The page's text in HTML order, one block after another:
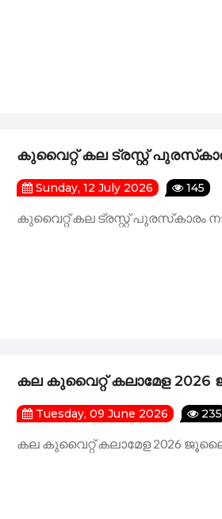
മരണാനന്തര സഹായം കൈമാറി.
കല കുവൈറ്റ് - ഫിഫ ലോകകപ്പ്
കുവൈറ്റ് കല ട്രസ്റ്റ്
Sunday, 12 July 2026 145
കുവൈറ്റ് കല ട്രസ്റ്റ് പുരസ്‌കാരം
കല കുവൈറ്റ് കലാമേള 2026
Tuesday, 09 June 2026 235
കല കുവൈറ്റ് കലാമേള 2026 ജൂലൈ